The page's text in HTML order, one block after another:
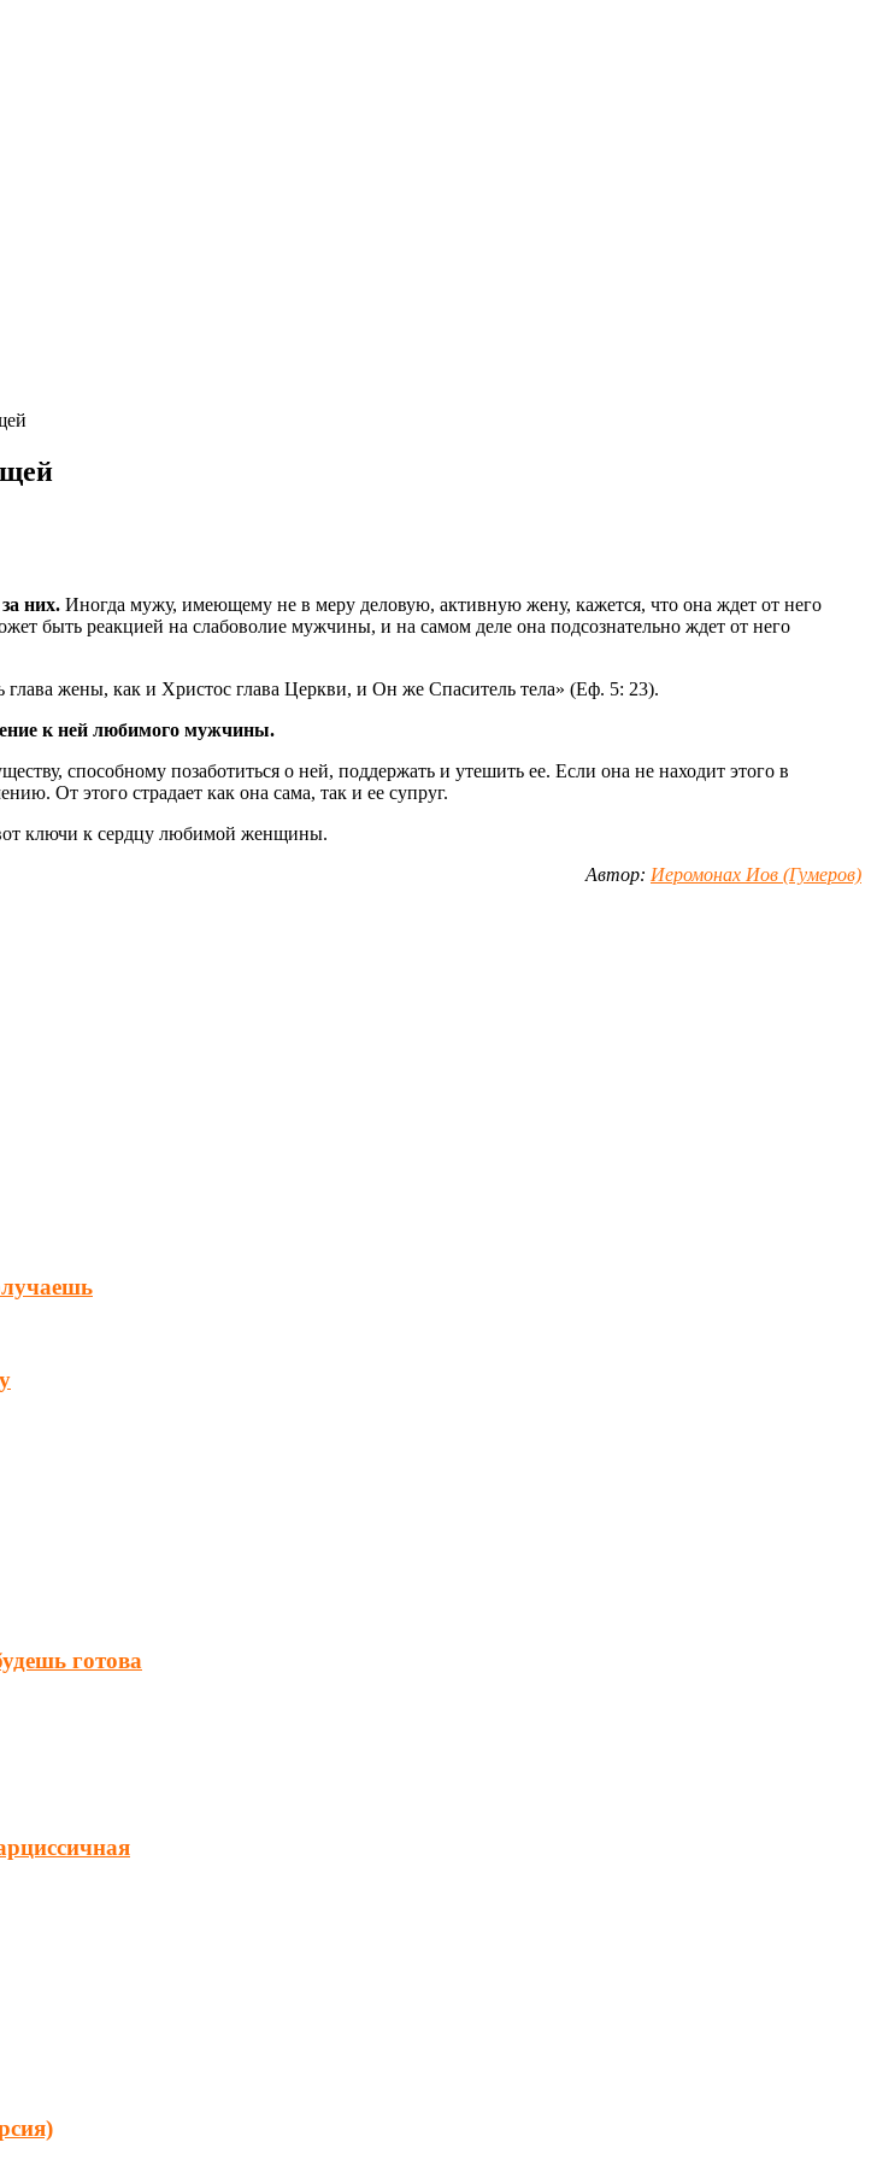
них. Иногда мужу, имеющему не в меру деловую, активную жену, кажется, что она ждет от него
быть реакцией на слабоволие мужчины, и на самом деле она подсознательно ждет от него
жены, как и Христос глава Церкви, и Он же Спаситель тела» (Еф. 5: 23).
к ней любимого мужчины.
способному позаботиться о ней, поддержать и утешить ее. Если она не находит этого в
От этого страдает как она сама, так и ее супруг.
ключи к сердцу любимой женщины.
Автор: Иеромонах Иов (Гумеров)
готова